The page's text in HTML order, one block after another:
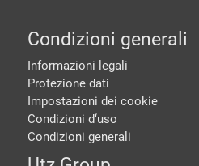
Condizioni generali
Informazioni legali
Protezione dati
Impostazioni dei cookie
Condizioni d‘uso
Condizioni generali